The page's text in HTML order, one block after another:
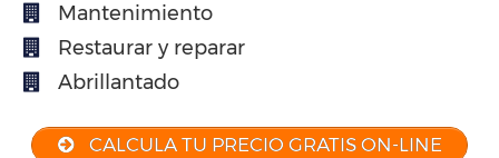
Mantenimiento
Restaurar y reparar
Abrillantado
CALCULA TU PRECIO GRATIS ON-LINE